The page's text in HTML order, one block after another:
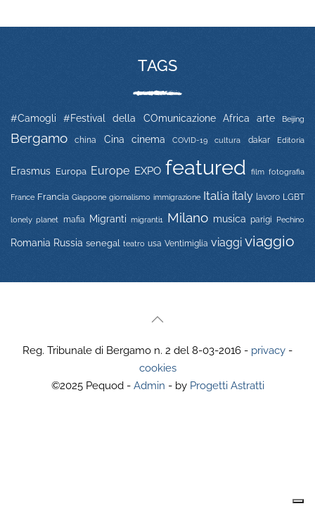
TAGS
#Camogli #Festival della COmunicazione Africa arte Beijing
Bergamo china Cina cinema COVID-19 cultura dakar Editoria
Erasmus Europa Europe EXPO featured film fotografia
France Francia Giappone giornalismo immigrazione Italia italy lavoro LGBT
lonely planet mafia Migranti migranti1 Milano musica parigi Pechino
Romania Russia senegal teatro usa Ventimiglia viaggi viaggio
Reg. Tribunale di Bergamo n. 2 del 8-03-2016 - privacy -
cookies
©2025 Pequod - Admin - by Progetti Astratti